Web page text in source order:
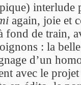
interlude
again, joie et
fond de train,
: la
d’un
avec le